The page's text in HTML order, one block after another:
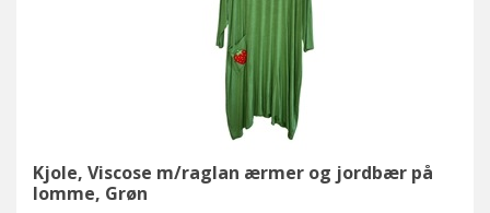
Kjole, Viscose m/raglan ærmer og jordbær på
lomme, Grøn